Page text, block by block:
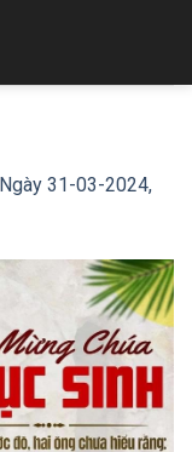
Ngày 31-03-2024,